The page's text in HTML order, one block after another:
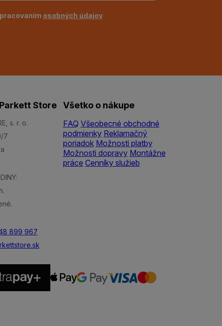
osobných údajov
Store
s. r. o.
7
899 967
Všetko o nákupe
FAQ Všeobecné obchodné
podmienky Reklamačný
poriadok Možnosti platby
Možnosti dopravy Montážne
práce Cenníky služieb